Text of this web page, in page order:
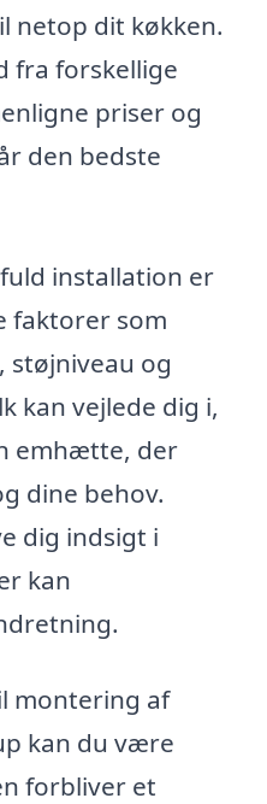
netop dit køkken.
fra forskellige
priser og
den bedste
installation er
faktorer som
og
kan vejlede dig i,
emhætte, der
dine behov.
dig indsigt i
kan
montering af
kan du være
forbliver et